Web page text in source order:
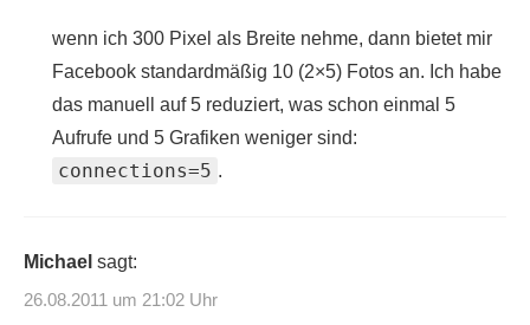
wenn ich 300 Pixel als Breite nehme, dann bietet mir
Facebook standardmäßig 10 (2×5) Fotos an. Ich habe
das manuell auf 5 reduziert, was schon einmal 5
Aufrufe und 5 Grafiken weniger sind:
connections=5 .
Michael sagt:
26.08.2011 um 21:02 Uhr